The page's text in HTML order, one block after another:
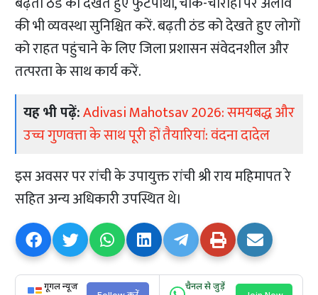
की भी व्यवस्था सुनिश्चित करें. बढ़ती ठंड को देखते हुए लोगों
को राहत पहुंचाने के लिए जिला प्रशासन संवेदनशील और
तत्परता के साथ कार्य करें.
यह भी पढ़ें:Adivasi Mahotsav 2026: समयबद्ध और
उच्च गुणवत्ता के साथ पूरी हों तैयारियां: वंदना दादेल
इस अवसर पर रांची के उपायुक्त रांची श्री राय महिमापत रे
सहित अन्य अधिकारी उपस्थित थे।
गूगल न्यूज
चैनल से जुड़ें